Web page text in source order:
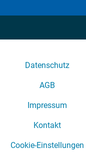
Datenschutz
AGB
Impressum
Kontakt
Cookie-Einstellungen